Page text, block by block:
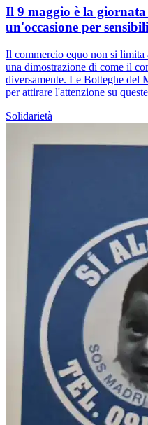
Il 9 maggio è la
un'occasione per
Il commercio equo non si limita
una dimostrazione di come il
diversamente. Le Botteghe del
per attirare l'attenzione su
Solidarietà